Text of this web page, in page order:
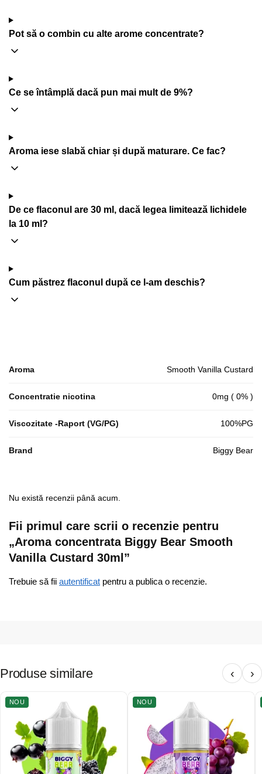
Pot să o combin cu alte arome concentrate?
Ce se întâmplă dacă pun mai mult de 9%?
Aroma iese slabă chiar și după maturare. Ce fac?
De ce flaconul are 30 ml, dacă legea limitează lichidele
la 10 ml?
Cum păstrez flaconul după ce l-am deschis?
Aroma Smooth Vanilla Custard
Concentratie nicotina 0mg ( 0% )
Viscozitate -Raport (VG/PG) 100%PG
Brand Biggy Bear
Nu există recenzii până acum.
Fii primul care scrii o recenzie pentru
„Aroma concentrata Biggy Bear Smooth
Vanilla Custard 30ml”
Trebuie să fii autentificat pentru a publica o recenzie.
Produse similare ‹ ›
NOU NOU